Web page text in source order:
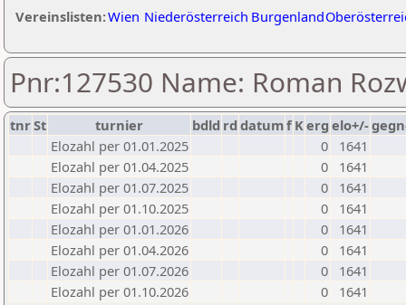
Vereinslisten:Wien Niederösterreich Burgenland
Pnr:127530 Name: Roman
tnrSt turnier bdld rd datumf Kerg elo+/-
Elozahl per 01.01.2025
0
1641
Elozahl per 01.04.2025
0
1641
Elozahl per 01.07.2025
0
1641
Elozahl per 01.10.2025
0
1641
Elozahl per 01.01.2026
0
1641
Elozahl per 01.04.2026
0
1641
Elozahl per 01.07.2026
0
1641
Elozahl per 01.10.2026
0 1641